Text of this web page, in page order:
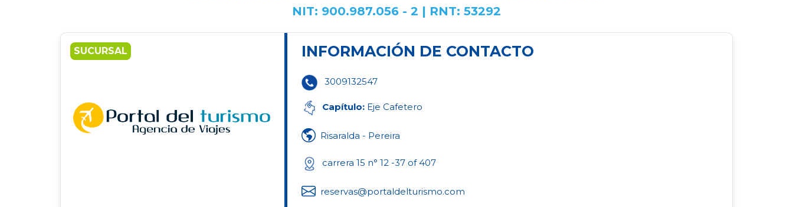
NIT: 900.987.056 - 2 | RNT: 53292
SUCURSAL INFORMACIÓN DE CONTACTO
3009132547
Capítulo: Eje Cafetero
Risaralda - Pereira
carrera 15 n° 12 -37 of 407
reservas@portaldelturismo.com